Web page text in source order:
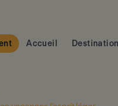
Accueil